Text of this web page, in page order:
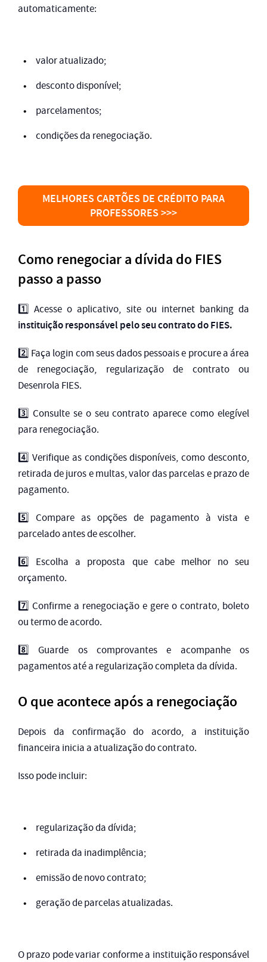
automaticamente:
valor atualizado;
desconto disponível;
parcelamentos;
condições da renegociação.
MELHORES CARTÕES DE CRÉDITO PARA
PROFESSORES >>>
Como renegociar a dívida do FIES
passo a passo
1️⃣ Acesse o aplicativo, site ou internet banking da
instituição responsável pelo seu contrato do FIES.
2️⃣ Faça login com seus dados pessoais e procure a área
de renegociação, regularização de contrato ou
Desenrola FIES.
3️⃣ Consulte se o seu contrato aparece como elegível
para renegociação.
4️⃣ Verifique as condições disponíveis, como desconto,
retirada de juros e multas, valor das parcelas e prazo de
pagamento.
5️⃣ Compare as opções de pagamento à vista e
parcelado antes de escolher.
6️⃣ Escolha a proposta que cabe melhor no seu
orçamento.
7️⃣ Confirme a renegociação e gere o contrato, boleto
ou termo de acordo.
8️⃣ Guarde os comprovantes e acompanhe os
pagamentos até a regularização completa da dívida.
O que acontece após a renegociação
Depois da confirmação do acordo, a instituição
financeira inicia a atualização do contrato.
Isso pode incluir:
regularização da dívida;
retirada da inadimplência;
emissão de novo contrato;
geração de parcelas atualizadas.
O prazo pode variar conforme a instituição responsável